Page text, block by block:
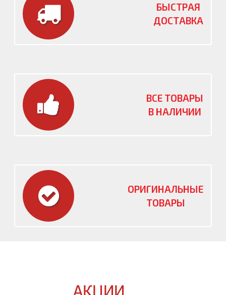
БЫСТРАЯ
ДОСТАВКА
ВСЕ ТОВАРЫ
В НАЛИЧИИ
ОРИГИНАЛЬНЫЕ
ТОВАРЫ
АКЦИИ